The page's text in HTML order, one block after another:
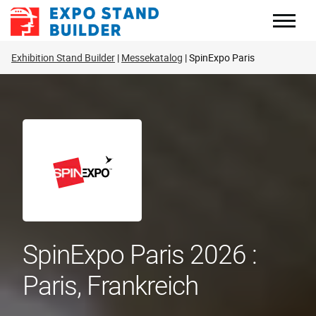
Zum
Inhalt
Exhibition Stand Builder Messekatalog SpinExpo Paris
SpinExpo Paris 2026 :
Paris, Frankreich